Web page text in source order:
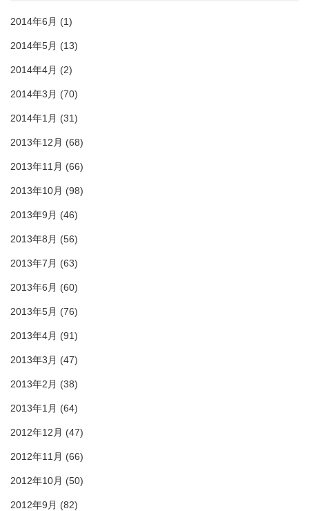
2014年6月 (1)
2014年5月 (13)
2014年4月 (2)
2014年3月 (70)
2014年1月 (31)
2013年12月 (68)
2013年11月 (66)
2013年10月 (98)
2013年9月 (46)
2013年8月 (56)
2013年7月 (63)
2013年6月 (60)
2013年5月 (76)
2013年4月 (91)
2013年3月 (47)
2013年2月 (38)
2013年1月 (64)
2012年12月 (47)
2012年11月 (66)
2012年10月 (50)
2012年9月 (82)